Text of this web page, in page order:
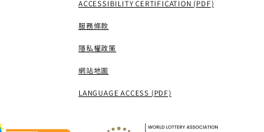
ACCESSIBILITY CERTIFICATION (PDF)
服務條款
隱私權政策
網站地圖
LANGUAGE ACCESS (PDF)